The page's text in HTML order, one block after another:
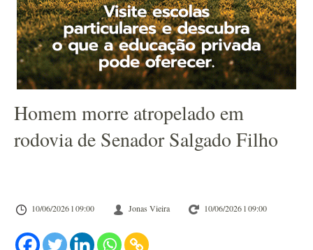
Homem morre atropelado em
rodovia de Senador Salgado Filho
10/06/2026 l 09:00 Jonas Vieira 10/06/2026 l 09:00